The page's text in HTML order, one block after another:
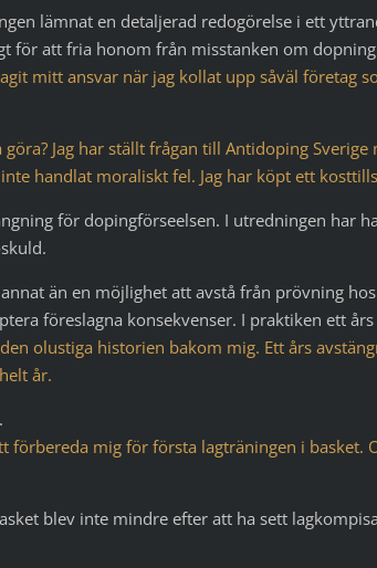
lämnat en detaljerad redogörelse i ett
för att fria honom från misstanken om
mitt ansvar när jag kollat upp såväl företag
Jag har ställt frågan till Antidoping
handlat moraliskt fel. Jag har köpt ett
för dopingförseelsen. I utredningen har
än en möjlighet att avstå från prövning
föreslagna konsekvenser. I praktiken ett
den olustiga historien bakom mig. Ett års
år.
förbereda mig för första lagträningen i basket.
blev inte mindre efter att ha sett